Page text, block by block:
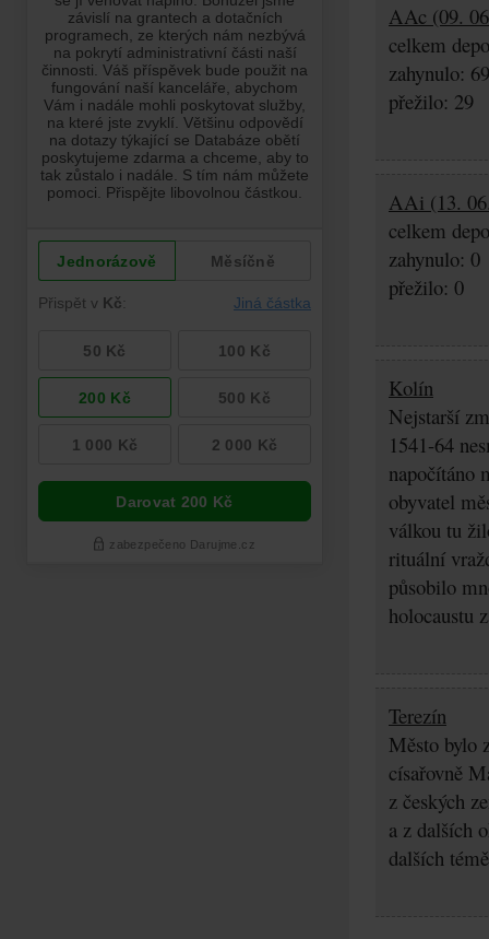
AAc (09.
celkem
zahynulo:
přežilo: 29
AAi (13.
celkem
zahynulo: 0
přežilo: 0
Kolín
Nejstarší
1541-64
napočítáno
obyvatel
válkou tu
rituální
působilo
holocaustu
Terezín
Město bylo
císařovně
z českých
a z dalších
dalších